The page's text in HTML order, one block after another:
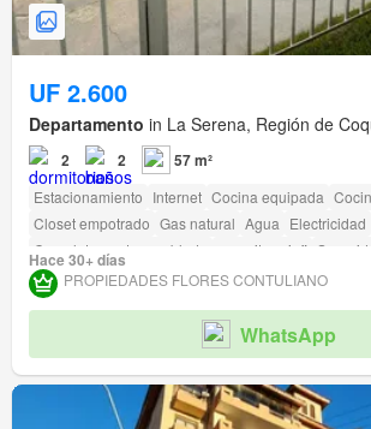
UF 2.600
Departamento in La Serena, Región de
2 2 57 m²
Estacionamiento Internet Cocina equipada
Closet empotrado Gas natural Agua Electricidad
Completamente amoblado
amenity_wi_fi
Área para niños
Ascensor Jardín Conserje
Acceso para personas con discapacidad
Hace 30+ días
PROPIEDADES FLORES CONTULIANO
WhatsApp